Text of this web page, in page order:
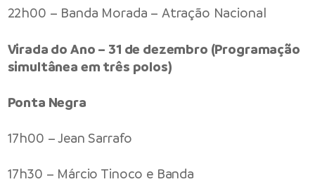
22h00 – Banda Morada – Atração Nacional
Virada do Ano – 31 de dezembro (Programação
simultânea em três polos)
Ponta Negra
17h00 – Jean Sarrafo
17h30 – Márcio Tinoco e Banda